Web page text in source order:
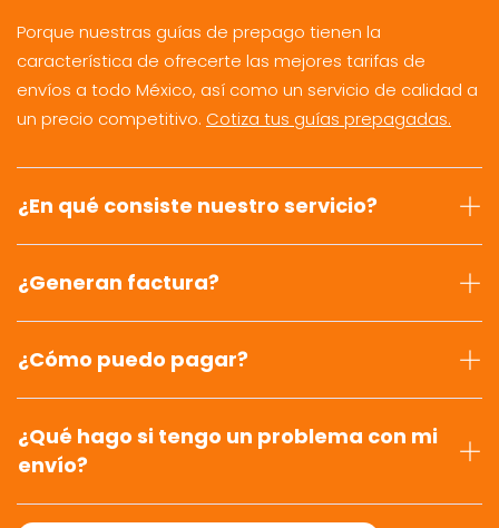
Porque nuestras guías de prepago tienen la
característica de ofrecerte las mejores tarifas de
envíos a todo México, así como un servicio de calidad a
un precio competitivo. Cotiza tus guías prepagadas.
¿En qué consiste nuestro servicio?
¿Generan factura?
¿Cómo puedo pagar?
¿Qué hago si tengo un problema con mi
envío?